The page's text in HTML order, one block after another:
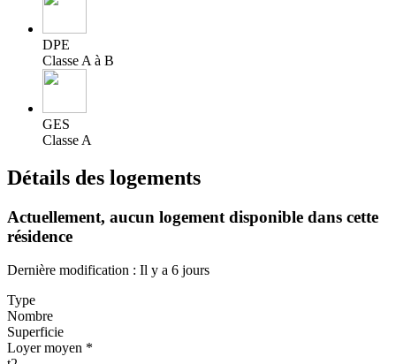
DPE
Classe A à B
GES
Classe A
Détails des logements
Actuellement, aucun logement disponible dans cette
résidence
Dernière modification : Il y a 6 jours
Type
Nombre
Superficie
Loyer moyen *